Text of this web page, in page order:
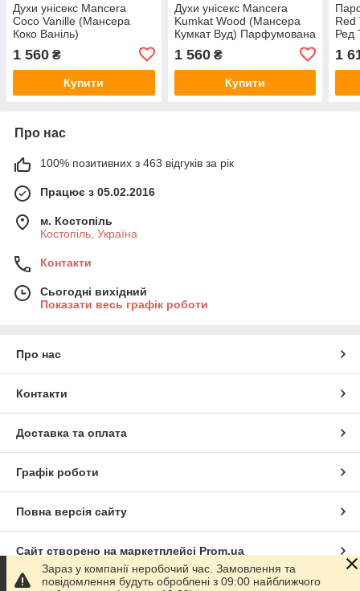
Духи унісекс Mancera
Coco Vanille (Мансера
Коко Ваніль)
ml/мл
1 560 ₴
Купити
Духи унісекс Mancera
Kumkat Wood (Мансера
Кумкат Вуд) Парфумована
1 560₴
Купити
Red
Ред
ml/
1
Про нас
100% позитивних з 463 відгуків за рік
Працює з 05.02.2016
м. Костопіль
Костопіль, Україна
Контакти
Сьогодні вихідний
Показати весь графік роботи
Про нас
Контакти
Доставка та оплата
Графік роботи
Повна версія сайту
Сайт створено на маркетплейсі Prom.ua
Зараз у компанії неробочий час. Замовлення та
повідомлення будуть оброблені з 09:00 найближчого